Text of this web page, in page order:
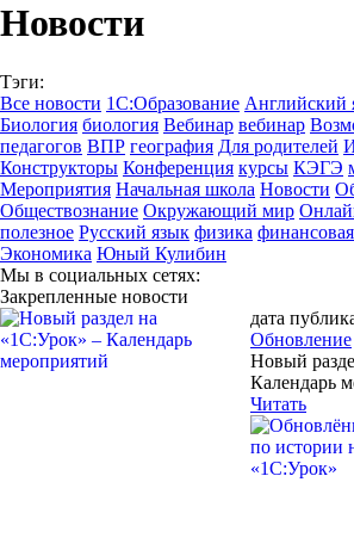
Новости
Тэги:
Все новости 1С:Образование Английский
Биология биология Вебинар вебинар
педагогов ВПР география Для родителей
Конструкторы Конференция курсы КЭГЭ
Мероприятия Начальная школа Новости
Обществознание Окружающий мир
полезное Русский язык физика
Экономика Юный Кулибин
Мы в социальных сетях:
Закрепленные новости
дата
Обновление
Новый
Календарь
Читать